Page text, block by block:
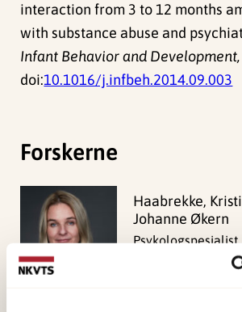
interaction from 3 to 12 months
with substance abuse and
Infant Behavior and
doi:10.1016/j.infbeh.2014.09.003
Forskerne
Haabrekke,
Johanne Økern
Psykologspesialist